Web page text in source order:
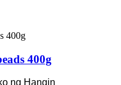
400g
ng Hangin